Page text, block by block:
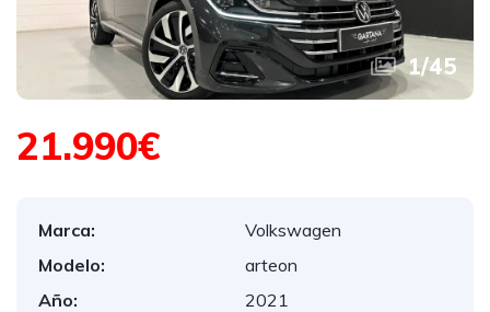
1/45
21.990€
Marca:
Volkswagen
Modelo:
arteon
Año:
2021